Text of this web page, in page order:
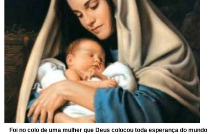
Foi no colo de uma mulher que Deus colocou toda esperança do mundo